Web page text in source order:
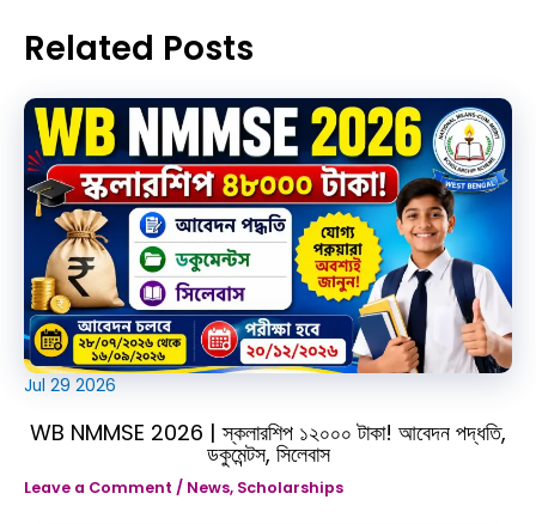
Related Posts
Jul 29 2026
WB NMMSE 2026 | স্কলারশিপ ১২০০০ টাকা! আবেদন পদ্ধতি,
ডকুমেন্টস, সিলেবাস
Leave a Comment / News, Scholarships